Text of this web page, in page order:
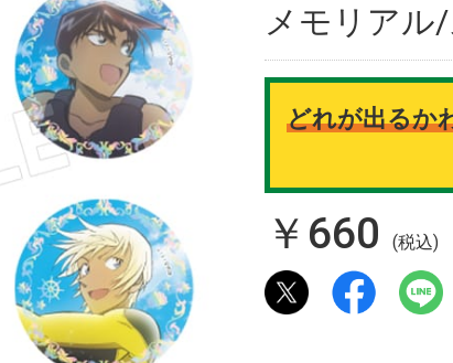
メモリアル/
どれが出るか
￥660 (税込)